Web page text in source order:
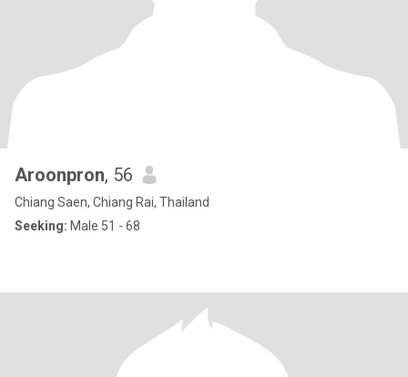
Aroonpron, 56
Chiang Saen, Chiang Rai, Thailand
Seeking: Male 51 - 68